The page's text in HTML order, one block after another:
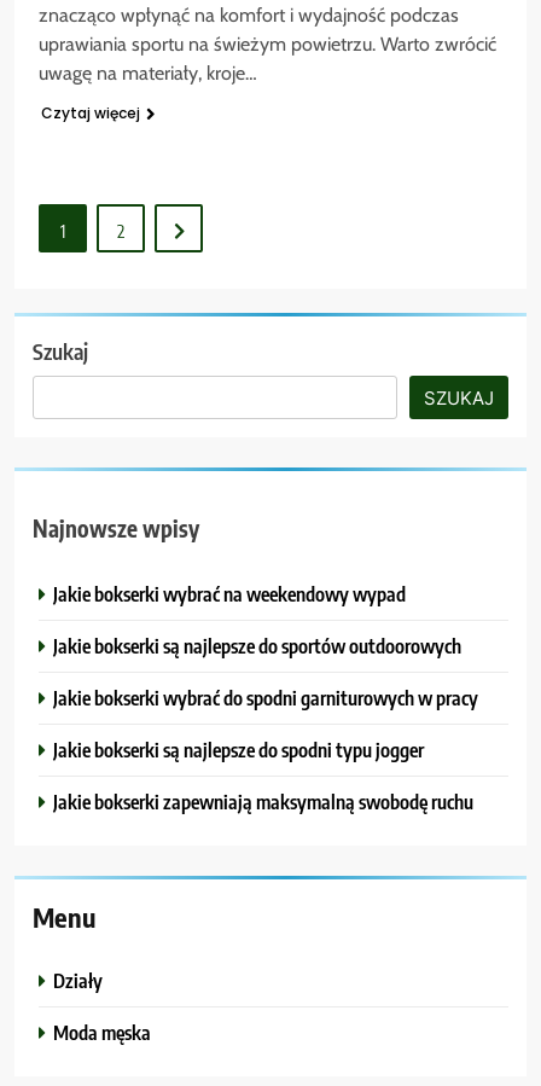
znacząco wpłynąć na komfort i wydajność podczas
uprawiania sportu na świeżym powietrzu. Warto zwrócić
uwagę na materiały, kroje…
Czytaj więcej
1 2
Szukaj
SZUKAJ
Najnowsze wpisy
Jakie bokserki wybrać na weekendowy wypad
Jakie bokserki są najlepsze do sportów outdoorowych
Jakie bokserki wybrać do spodni garniturowych w pracy
Jakie bokserki są najlepsze do spodni typu jogger
Jakie bokserki zapewniają maksymalną swobodę ruchu
Menu
Działy
Moda męska